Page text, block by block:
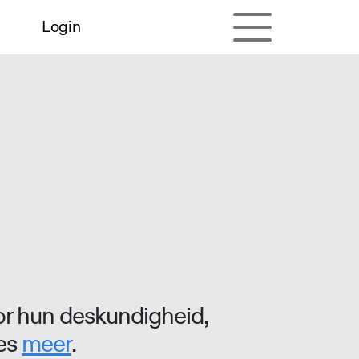
Login
hun deskundigheid,
meer.